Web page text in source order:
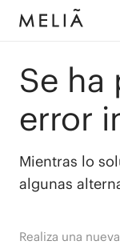
Se
error
Mientras lo
algunas
Realiza una